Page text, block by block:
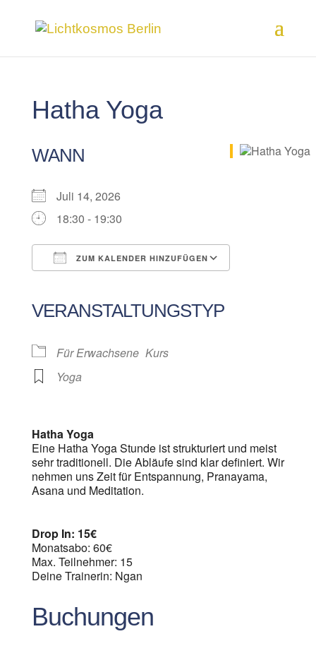
Hatha Yoga
WANN
Juli 14, 2026
18:30 - 19:30
ZUM KALENDER HINZUFÜGEN
VERANSTALTUNGSTYP
Für Erwachsene Kurs
Yoga
Hatha Yoga
Eine Hatha Yoga Stunde ist strukturiert und meist
sehr traditionell. Die Abläufe sind klar definiert. Wir
nehmen uns Zeit für Entspannung, Pranayama,
Asana und Meditation.
Drop In: 15€
Monatsabo: 60€
Max. Teilnehmer: 15
Deine Trainerin: Ngan
Buchungen